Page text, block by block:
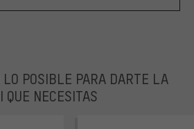
LO POSIBLE PARA DARTE LA
QUE NECESITAS